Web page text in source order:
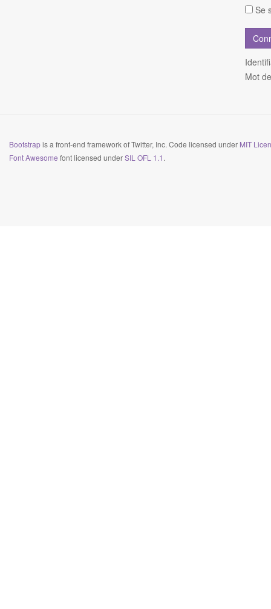
Se
Mot
Bootstrapis a front-end framework of Twitter, Inc. Code licensed under MIT
Font Awesome font licensed underSIL OFL 1.1 .